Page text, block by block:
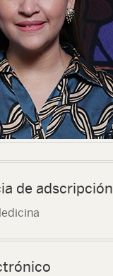
de adscripción